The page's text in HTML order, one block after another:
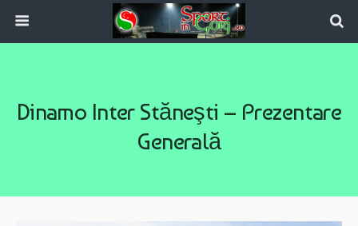
Dinamo Inter Stăneşti – Prezentare
Generală